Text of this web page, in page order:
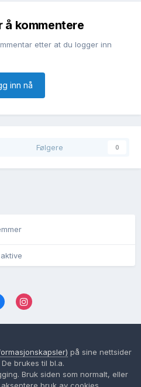
å kommentere
etter at du logger inn
inn nå
Følgere 0
Community på sine nettsider
brukes til bl.a.
Bruk siden som normalt, eller